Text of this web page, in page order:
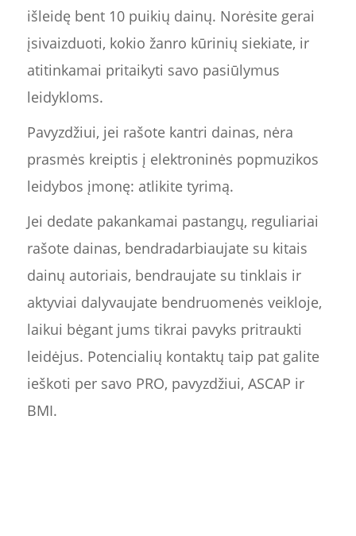
išleidę bent 10 puikių dainų. Norėsite gerai
įsivaizduoti, kokio žanro kūrinių siekiate, ir
atitinkamai pritaikyti savo pasiūlymus
leidykloms.
Pavyzdžiui, jei rašote kantri dainas, nėra
prasmės kreiptis į elektroninės popmuzikos
leidybos įmonę: atlikite tyrimą.
Jei dedate pakankamai pastangų, reguliariai
rašote dainas, bendradarbiaujate su kitais
dainų autoriais, bendraujate su tinklais ir
aktyviai dalyvaujate bendruomenės veikloje,
laikui bėgant jums tikrai pavyks pritraukti
leidėjus. Potencialių kontaktų taip pat galite
ieškoti per savo PRO, pavyzdžiui, ASCAP ir
BMI.